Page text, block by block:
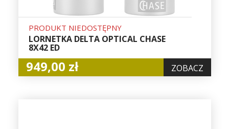
PRODUKT NIEDOSTĘPNY
LORNETKA DELTA OPTICAL CHASE
8X42 ED
949,00 zł ZOBACZ